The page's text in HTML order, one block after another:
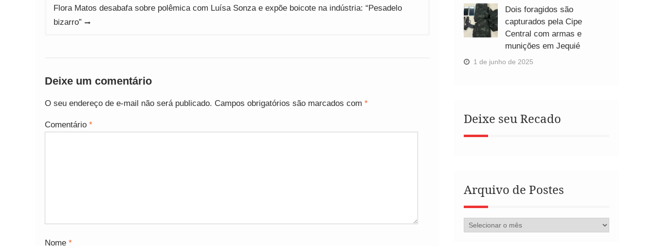
Post
Flora Matos desabafa sobre polêmica com Luísa Sonza e expõe boicote na indústria: “Pesadelo
bizarro”
Deixe um comentário
O seu endereço de e-mail não será publicado. Campos obrigatórios são marcados com *
Comentário *
Nome *
Dois foragidos são
capturados pela Cipe
Central com armas e
munições em Jequié
1 de junho de 2025
Deixe seu Recado
Arquivo de Postes
Arquivo